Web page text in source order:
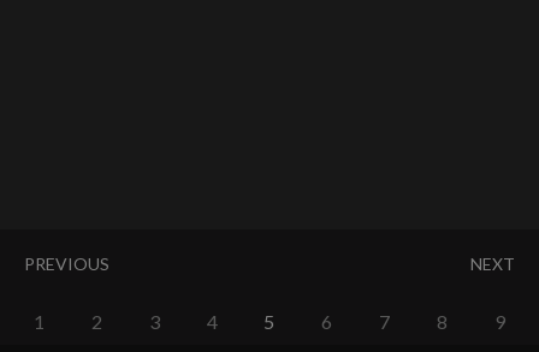
PREVIOUS NEXT
1 2 3 4 5 6 7 8 9